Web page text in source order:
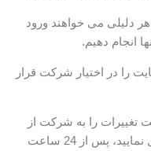
دلیلی می خواهند ورود
انجام دهیم.
را در اختیار شرکت قرار
را به شرکت از
طریق پخش پشتیبانی آنلاین سایت ارسال نمایید، پس از 24 ساعت